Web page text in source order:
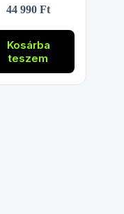
44 990Ft
Kosárba
teszem